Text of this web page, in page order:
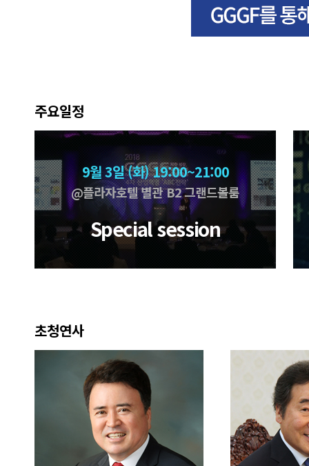
주요일정
9월 3일 (화) 19:00~21:00
@플라자호텔 별관 B2 그랜드볼룸
Special session
초청연사